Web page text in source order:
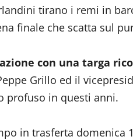
tirano i remi in
finale che scatta sul
con una targa
Grillo ed il
profuso in questi anni.
in trasferta domenica